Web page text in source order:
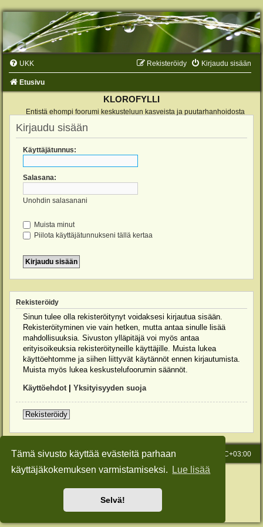
Tämä sivusto käyttää evästeitä parhaan
käyttäjäkokemuksen varmistamiseksi.
Lue lisää
Selvä!
UKK Kirjaudu sisään
Rekisteröidy
Etusivu
KLOROFYLLI
Entistä ehompi foorumi keskusteluun kasveista ja puutarhanhoidosta
Kirjaudu sisään
Käyttäjätunnus:
Salasana:
Unohdin salasanani
Muista minut
Piilota käyttäjätunnukseni tällä kertaa
Rekisteröidy
Sinun tulee olla rekisteröitynyt voidaksesi kirjautua sisään.
Rekisteröityminen vie vain hetken, mutta antaa sinulle lisää
mahdollisuuksia. Sivuston ylläpitäjä voi myös antaa
erityisoikeuksia rekisteröityneille käyttäjille. Muista lukea
käyttöehtomme ja siihen liittyvät käytännöt ennen kirjautumista.
Muista myös lukea keskustelufoorumin säännöt.
Käyttöehdot| Yksityisyyden suoja
Rekisteröidy
Etusivu Kaikki ajat ovat UTC+03:00
Viesti Ylläpidolle
Keskustelufoorumin ohjelmistophpBB® Forum Software © phpBB Limited